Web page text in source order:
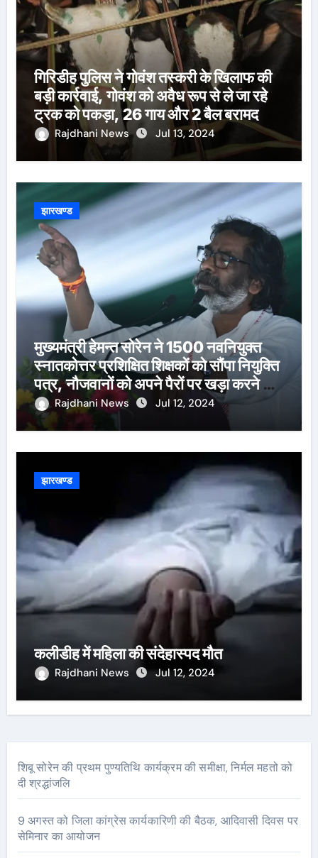
गिरिडीह पुलिस ने गोवंश तस्करी के खिलाफ की
बड़ी कार्रवाई, गोवंश को अवैध रूप से ले जा रहे
ट्रक को पकड़ा, 26 गाय और 2 बैल बरामद
Rajdhani News Jul 13, 2024
झारखण्ड
मुख्यमंत्री हेमन्त सोरेन ने 1500 नवनियुक्त
स्नातकोत्तर प्रशिक्षित शिक्षकों को सौंपा नियुक्ति
पत्र, नौजवानों को अपने पैरों पर खड़ा करने का
दोहराया संकल्प
Rajdhani News Jul 12, 2024
झारखण्ड
कलीडीह में महिला की संदेहास्पद मौत
Rajdhani News Jul 12, 2024
शिबू सोरेन की प्रथम पुण्यतिथि कार्यक्रम की समीक्षा, निर्मल महतो को
दी श्रद्धांजलि
9 अगस्त को जिला कांग्रेस कार्यकारिणी की बैठक, आदिवासी दिवस पर
सेमिनार का आयोजन